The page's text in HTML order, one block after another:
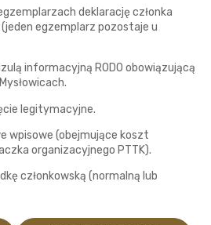
deklarację członka
egzemplarz pozostaje u
informacyjną RODO obowiązującą
legitymacyjne.
wpisowe (obejmujące koszt
organizacyjnego PTTK).
członkowską (normalną lub